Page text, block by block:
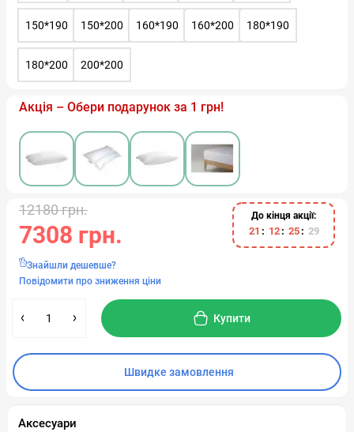
150*190 150*200 160*190 160*200 180*190
180*200 200*200
Акція – Обери подарунок за 1 грн!
12180 грн.
7308 грн.
Знайшли дешевше?
Повідомити про зниження ціни
До кінця акції:
21 12 25 29
Купити
Швидке замовлення
Аксесуари